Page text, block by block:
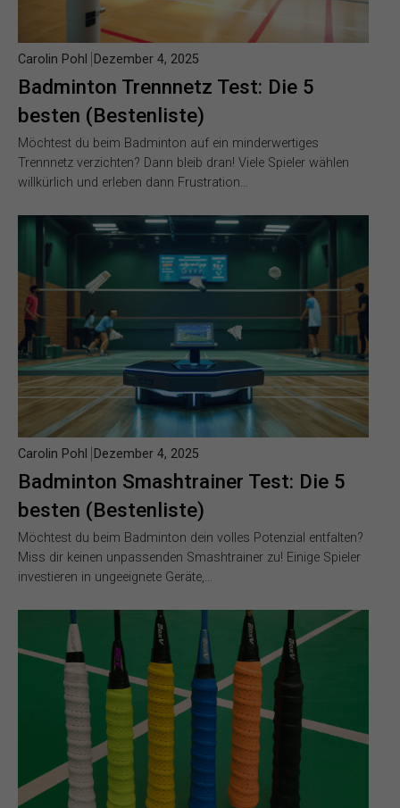
Badminton Trennnetz Test: Die 5
besten (Bestenliste)
Carolin Pohl Dezember 4, 2025
Möchtest du beim Badminton auf ein minderwertiges
Trennnetz verzichten? Dann bleib dran! Viele Spieler wählen
willkürlich und erleben dann Frustration…
Badminton Smashtrainer Test: Die 5
besten (Bestenliste)
Carolin Pohl Dezember 4, 2025
Möchtest du beim Badminton dein volles Potenzial entfalten?
Miss dir keinen unpassenden Smashtrainer zu! Einige Spieler
investieren in ungeeignete Geräte,…